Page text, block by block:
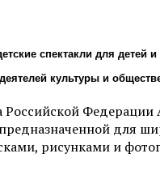
спектакли для детей
культуры и
для
рисунками и